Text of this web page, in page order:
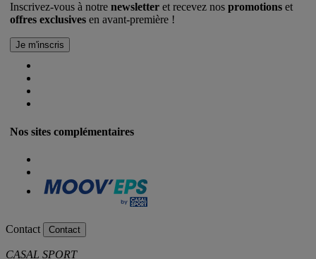
Inscrivez-vous à notre newsletter et recevez nos promotions et
offres exclusives en avant-première !
Nos sites complémentaires
Contact Contact
CASAL SPORT